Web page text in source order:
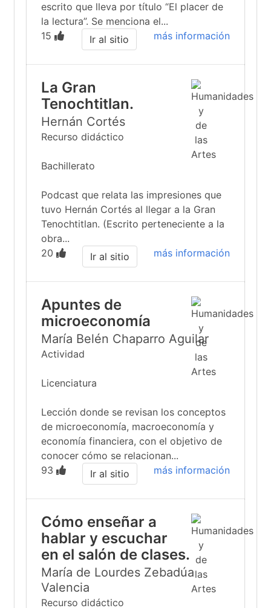
escrito que lleva por título “El placer de
la lectura”. Se menciona el...
15
más información
Ir al sitio
La Gran
Tenochtitlan.
Hernán Cortés
Recurso didáctico
Bachillerato
Podcast que relata las impresiones que
tuvo Hernán Cortés al llegar a la Gran
Tenochtitlan. (Escrito perteneciente a la
obra...
20
más información
Ir al sitio
Apuntes de
microeconomía
María Belén Chaparro Aguilar
Actividad
Licenciatura
Lección donde se revisan los conceptos
de microeconomía, macroeconomía y
economía financiera, con el objetivo de
conocer cómo se relacionan...
93
más información
Ir al sitio
Cómo enseñar a
hablar y escuchar
en el salón de clases.
María de Lourdes Zebadúa
Valencia
Recurso didáctico